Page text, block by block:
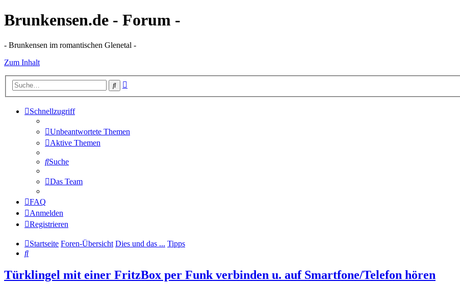
Brunkensen.de - Forum -
- Brunkensen im romantischen Glenetal -
Zum Inhalt
Suche
Schnellzugriff
Unbeantwortete Themen
Aktive Themen
Suche
Das Team
FAQ
Anmelden
Registrieren
Startseite Foren-Übersicht Dies und das ... Tipps
Suche
Türklingel mit einer FritzBox per Funk verbinden u. auf Smartfone/Telefon hören